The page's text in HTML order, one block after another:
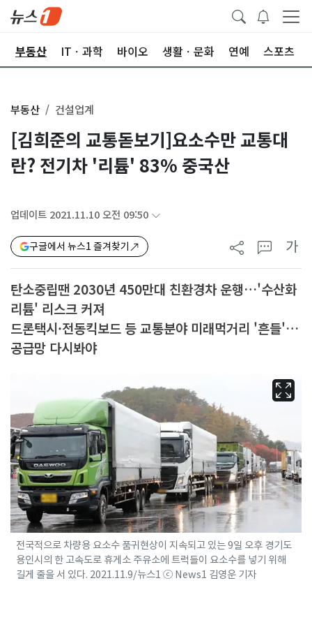
부동산 ITㆍ과학 바이오 생활ㆍ문화 연예 스포츠
부동산 건설업계
[김희준의 교통돋보기]요소수만 교통대
란? 전기차 '리튬' 83% 중국산
업데이트 2021.11.10 오전 09:50
구글에서 뉴스1 즐겨찾기 가
탄소중립땐 2030년 450만대 친환경차 운행…'수산화
리튬' 리스크 커져
드론택시·전동킥보드 등 교통분야 미래먹거리 '흔들'…
공급망 다시봐야
전국적으로 차량용 요소수 품귀현상이 지속되고 있는 9일 오후 경기도
용인시의 한 고속도로 휴게소 주유소에 트럭들이 요소수를 넣기 위해
길게 줄을 서 있다. 2021.11.9/뉴스1 ⓒ News1 김영운 기자